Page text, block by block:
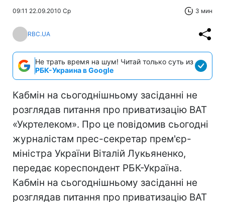
09:11 22.09.2010 Ср 3 мин
RBC.UA
Не трать время на шум! Читай только суть из
РБК-Украина в Google
Кабмін на сьогоднішньому засіданні не
розглядав питання про приватизацію ВАТ
«Укртелеком». Про це повідомив сьогодні
журналістам прес-секретар прем'єр-
міністра України Віталій Лукьяненко,
передає кореспондент РБК-Україна.
Кабмін на сьогоднішньому засіданні не
розглядав питання про приватизацію ВАТ